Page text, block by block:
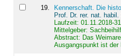
19.
Kennerschaft. Die
Prof. Dr. rer. nat.
Laufzeit: 01.11.2018-
Mittelgeber:
Abstract: Das
Ausgangspunkt ist der